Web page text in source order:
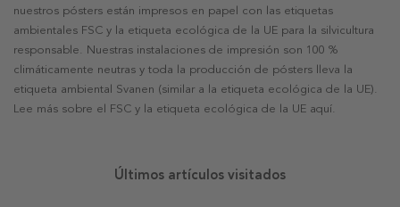
nuestros pósters están impresos en papel con las etiquetas
ambientales FSC y la etiqueta ecológica de la UE para la silvicultura
responsable. Nuestras instalaciones de impresión son 100 %
climáticamente neutras y toda la producción de pósters lleva la
etiqueta ambiental Svanen (similar a la etiqueta ecológica de la UE).
Lee más sobre el FSC y la etiqueta ecológica de la UE aquí.
Últimos artículos visitados